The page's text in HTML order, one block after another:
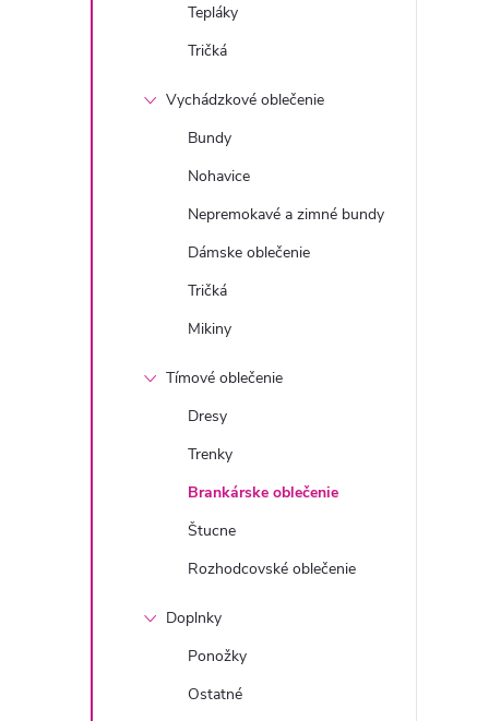
Tepláky
Tričká
Vychádzkové oblečenie
Bundy
Nohavice
Nepremokavé a zimné bundy
Dámske oblečenie
Tričká
Mikiny
Tímové oblečenie
Dresy
Trenky
Brankárske oblečenie
Štucne
Rozhodcovské oblečenie
Doplnky
Ponožky
Ostatné